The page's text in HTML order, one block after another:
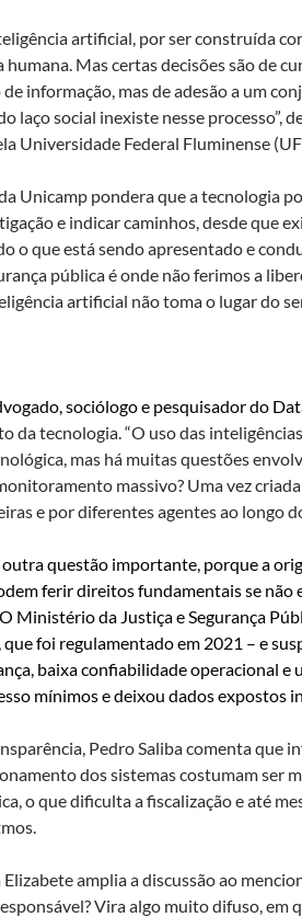
artificial, por ser construída
humana. Mas certas decisões são de
informação, mas de adesão a um
laço social inexiste nesse processo”,
Universidade Federal Fluminense
Unicamp pondera que a tecnologia
e indicar caminhos, desde que
o que está sendo apresentado e
pública é onde não ferimos a
artificial não toma o lugar do
sociólogo e pesquisador do
da tecnologia. “O uso das
mas há muitas questões
massivo? Uma vez
e por diferentes agentes ao longo
questão importante, porque a
ferir direitos fundamentais se não
O Ministério da Justiça e Segurança
, que foi regulamentado em 2021 – e
baixa confiabilidade operacional e
mínimos e deixou dados expostos
Pedro Saliba comenta que
dos sistemas costumam ser
o que dificulta a fiscalização e até
amplia a discussão ao
Vira algo muito difuso, em